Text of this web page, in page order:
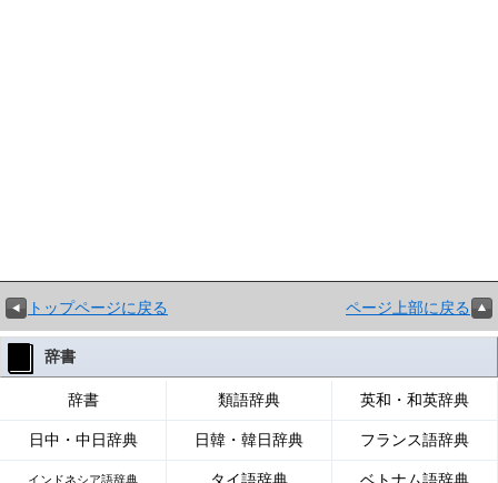
トップページに戻る ページ上部に戻る
辞書
辞書 類語辞典 英和・和英辞典
日中・中日辞典 日韓・韓日辞典 フランス語辞典
インドネシア語辞典